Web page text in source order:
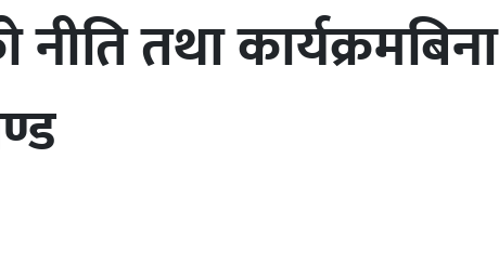
तथा कार्यक्रमबिना